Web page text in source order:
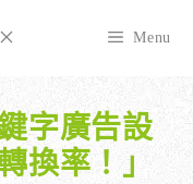
Menu
字廣告設
換率！」